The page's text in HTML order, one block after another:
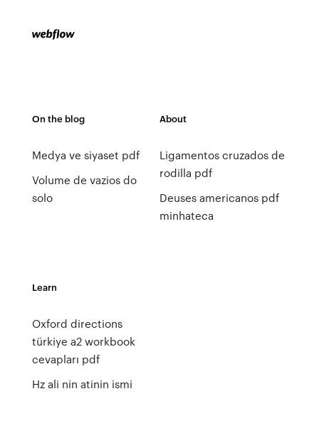
On the blog
Medya ve siyaset pdf
Volume de vazios do
solo
About
Ligamentos cruzados de
rodilla pdf
Deuses americanos pdf
minhateca
Learn
Oxford directions
türkiye a2 workbook
cevapları pdf
Hz ali nin atinin ismi